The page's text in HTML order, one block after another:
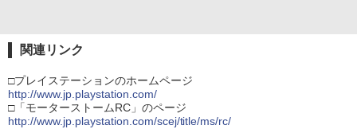
関連リンク
□プレイステーションのホームページ
http://www.jp.playstation.com/
□「モーターストームRC」のページ
http://www.jp.playstation.com/scej/title/ms/rc/